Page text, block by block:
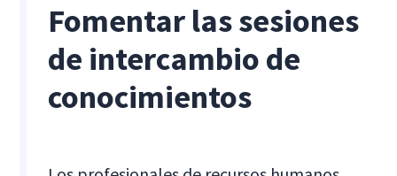
Fomentar las sesiones
de intercambio de
conocimientos